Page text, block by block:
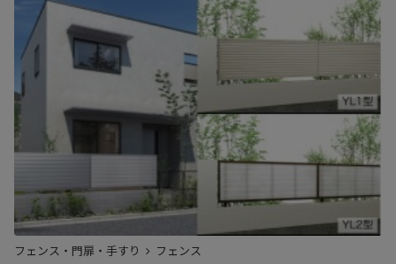
フェンス・門扉・手すり フェンス